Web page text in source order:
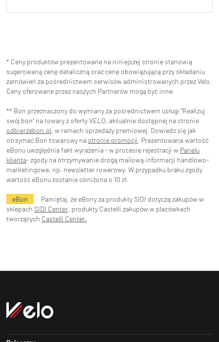
* Ceny produktów prezentowane na niniejszej stronie stanowią
sugerowaną cenę detaliczną oraz cenę obowiązującą przy składaniu
zamówień za pośrednictwem serwisów administrowanych przez Velo.
Ceny oferowane przez naszych Partnerów mogą być inne.
** Bon przeznaczony do wymiany za pośrednictwem usługi "Realizuj
swój bon" na towary z oferty VELO, aktualnie dostępnej na stronie
odbierzebon.pl, w ramach sprzedaży premiowej. Dowiedz się jak
otrzymać Bon towarowy na stronie promocji. Prezentowana wartość
eBonu uwzględnia fakt wyrażenia - w procesie rejestracji w Panelu
klienta- zgody na otrzymywanie drogą mailową informacji handlowo-
marketingowe, np. newsletter rowerowy. W przypadku braku zgody
wartość eBonu zostanie obniżona o 10 zł.
eBon
Pamiętaj, że eBony za produkty SIDI dotyczą zakupów w
sklepach SIDI Center, produkty Castelli zakupów w placówkach
tworzących Castelli Center.